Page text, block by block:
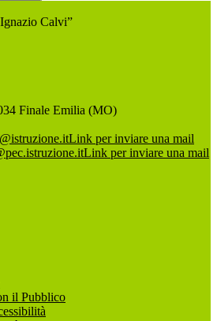
Calvi”
Finale Emilia (MO)
Link per inviare una mail
Link per inviare una mail
il Pubblico